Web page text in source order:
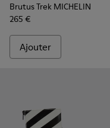
Brutus Trek MICHELIN
265 €
Ajouter